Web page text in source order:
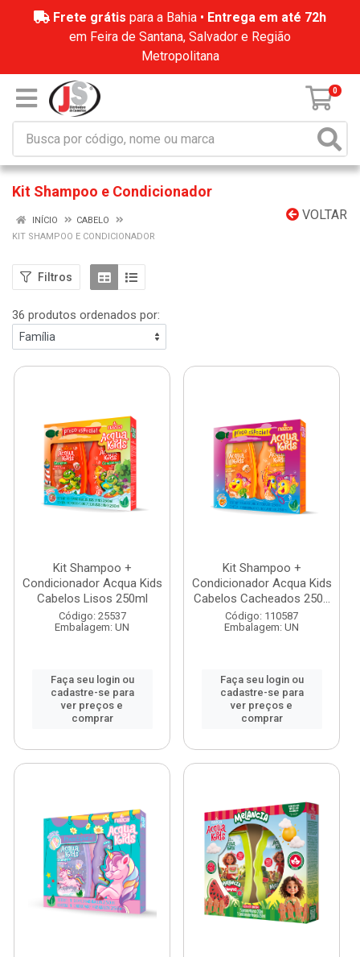
Frete grátis para a Bahia • Entrega em até 72h
em Feira de Santana, Salvador e Região
Metropolitana
0
Kit Shampoo e Condicionador
VOLTAR
INÍCIO
CABELO
KIT SHAMPOO E CONDICIONADOR
Filtros
36 produtos ordenados por:
Kit Shampoo +
Condicionador Acqua Kids
Cabelos Lisos 250ml
Código: 25537
Embalagem: UN
Faça seu login ou
cadastre-se para
ver preços e
comprar
Kit Shampoo +
Condicionador Acqua Kids
Cabelos Cacheados 250...
Código: 110587
Embalagem: UN
Faça seu login ou
cadastre-se para
ver preços e
comprar